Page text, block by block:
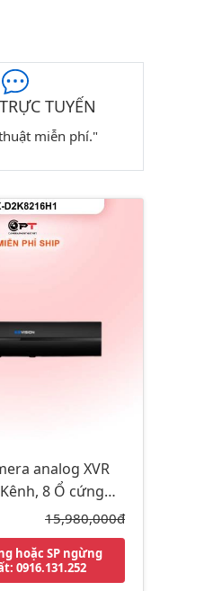
TUYẾN
miễn phí."
analog XVR
8 Ổ cứng
Giá gốc:
15,980,000đ
hoặc SP ngừng
: 0916.131.252